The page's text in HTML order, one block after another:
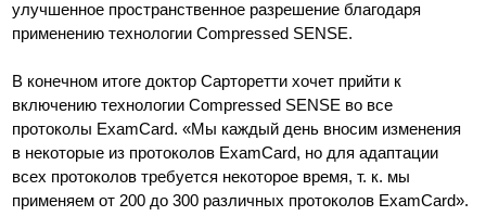
улучшенное пространственное разрешение благодаря
применению технологии Compressed SENSE.
В конечном итоге доктор Сарторетти хочет прийти к
включению технологии Compressed SENSE во все
протоколы ExamCard. «Мы каждый день вносим изменения
в некоторые из протоколов ExamCard, но для адаптации
всех протоколов требуется некоторое время, т. к. мы
применяем от 200 до 300 различных протоколов ExamCard».